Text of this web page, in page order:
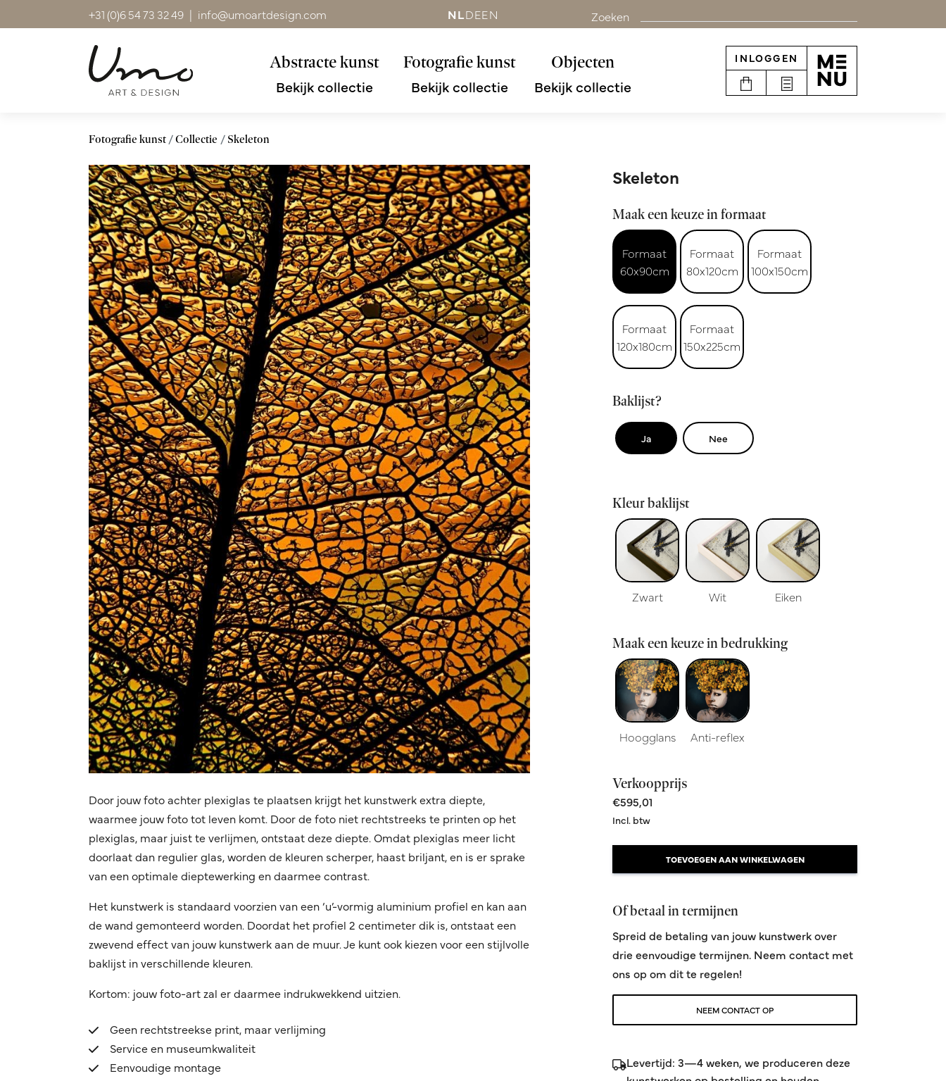
+31 (0)6 54 73 32 49 | info@umoartdesign.com NLDEEN Zoeken
Abstracte kunst
Bekijk collectie
Fotografie kunst
Bekijk collectie
Objecten
Bekijk collectie
INLOGGEN
Fotografie kunst Collectie Skeleton
Door jouw foto achter plexiglas te plaatsen krijgt het kunstwerk extra diepte,
waarmee jouw foto tot leven komt. Door de foto niet rechtstreeks te printen op het
plexiglas, maar juist te verlijmen, ontstaat deze diepte. Omdat plexiglas meer licht
doorlaat dan regulier glas, worden de kleuren scherper, haast briljant, en is er sprake
van een optimale dieptewerking en daarmee contrast.
Het kunstwerk is standaard voorzien van een ‘u’-vormig aluminium profiel en kan aan
de wand gemonteerd worden. Doordat het profiel 2 centimeter dik is, ontstaat een
zwevend effect van jouw kunstwerk aan de muur. Je kunt ook kiezen voor een stijlvolle
baklijst in verschillende kleuren.
Kortom: jouw foto-art zal er daarmee indrukwekkend uitzien.
Geen rechtstreekse print, maar verlijming
Service en museumkwaliteit
Eenvoudige montage
Skeleton
Maak een keuze in formaat
Formaat
60x90cm
Formaat
80x120cm
Formaat
100x150cm
Formaat
120x180cm
Formaat
150x225cm
Baklijst?
Ja Nee
Kleur baklijst
Zwart Wit Eiken
Maak een keuze in bedrukking
Hoogglans Anti-reflex
Verkoopprijs
€595,01
Incl. btw
TOEVOEGEN AAN WINKELWAGEN
Of betaal in termijnen
Spreid de betaling van jouw kunstwerk over
drie eenvoudige termijnen. Neem contact met
ons op om dit te regelen!
NEEM CONTACT OP
Levertijd: 3—4 weken, we produceren deze